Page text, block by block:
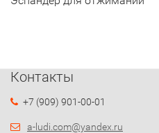
Контакты
+7 (909) 901-00-01
a-ludi.com@yandex.ru